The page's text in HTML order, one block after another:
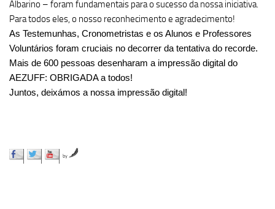
Albarino – foram fundamentais para o sucesso da nossa iniciativa.
Para todos eles, o nosso reconhecimento e agradecimento!
As Testemunhas, Cronometristas e os Alunos e Professores
Voluntários foram cruciais no decorrer da tentativa do recorde.
Mais de 600 pessoas desenharam a impressão digital do
AEZUFF: OBRIGADA a todos!
Juntos, deixámos a nossa impressão digital!
by